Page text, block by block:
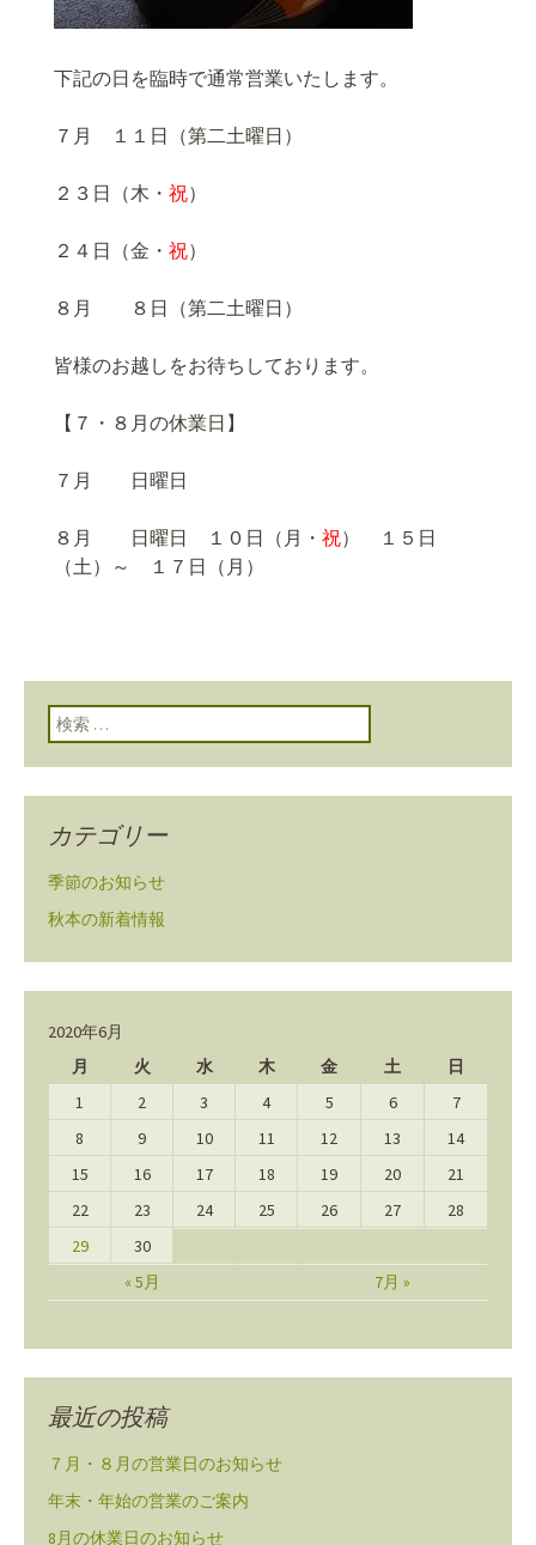
下記の日を臨時で通常営業いたします。
７月 １１日（第二土曜日）
２３日（木・ 祝）
２４日（金・ 祝）
８月 ８日（第二土曜日）
皆様のお越しをお待ちしております。
【７・８月の休業日】
７月 日曜日
８月 日曜日 １０日（月・ 祝） １５日
（土）～ １７日（月）
検索:
カテゴリー
季節のお知らせ
秋本の新着情報
2020年6月
月
火 水 木 金 土 日
« 5月 7月 »
1 2 3 4 5 6
7
8
9 10 11 12 13
14
15
16 17 18 19 20
21
22
23 24 25 26 27
28
29
30
最近の投稿
７月・８月の営業日のお知らせ
年末・年始の営業のご案内
8月の休業日のお知らせ